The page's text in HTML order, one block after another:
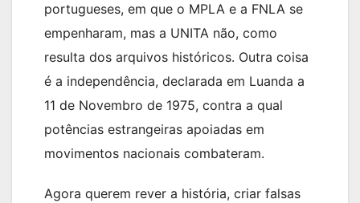
portugueses, em que o MPLA e a FNLA se
empenharam, mas a UNITA não, como
resulta dos arquivos históricos. Outra coisa
é a independência, declarada em Luanda a
11 de Novembro de 1975, contra a qual
potências estrangeiras apoiadas em
movimentos nacionais combateram.
Agora querem rever a história, criar falsas